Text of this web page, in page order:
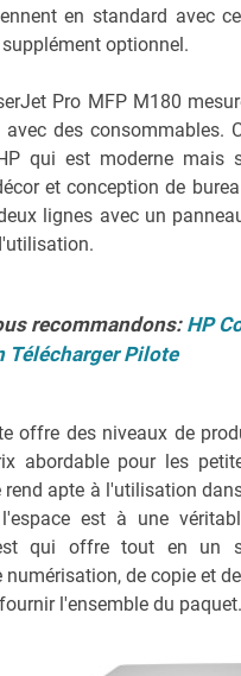
en standard avec
optionnel.
Pro MFP M180
des consommables.
qui est moderne mais
et conception de
lignes avec un
recommandons: HP
Télécharger Pilote
offre des niveaux de
abordable pour les
apte à l'utilisation
est à une
qui offre tout en un
de copie et
l'ensemble du paquet.